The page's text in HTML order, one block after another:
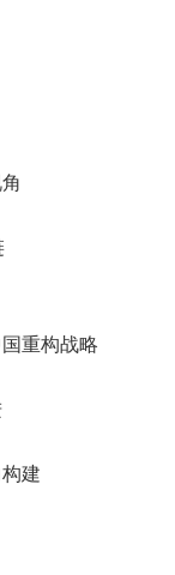
重构战略
建